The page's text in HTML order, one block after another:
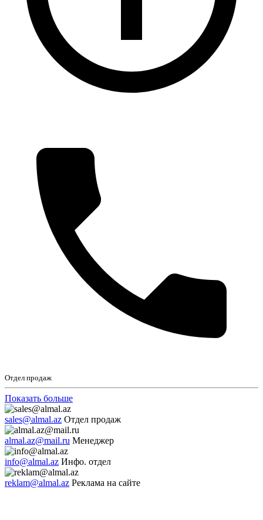
Отдел продаж
Показать больше
sales@almal.az Отдел продаж
almal.az@mail.ru Менеджер
info@almal.az Инфо. отдел
reklam@almal.az Реклама на сайте